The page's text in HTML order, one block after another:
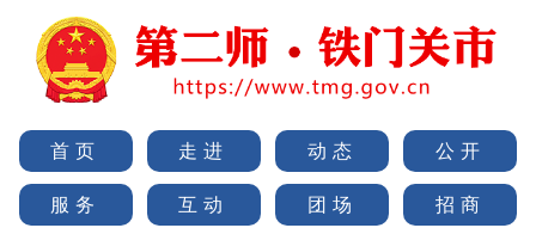
首页 走进 动态 公开
服务 互动 团场 招商